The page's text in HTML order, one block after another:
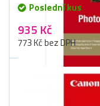
Poslední kus
935 Kč
773 Kč bez DPH